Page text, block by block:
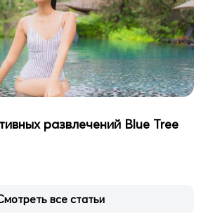
развлечений Blue Tree
все статьи